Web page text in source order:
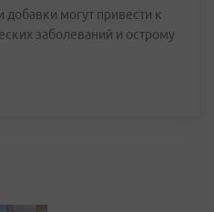
могут привести к
заболеваний и острому